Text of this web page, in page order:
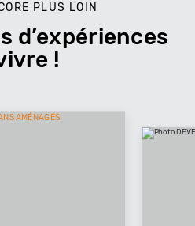
PLUS LOIN
d’expériences
!